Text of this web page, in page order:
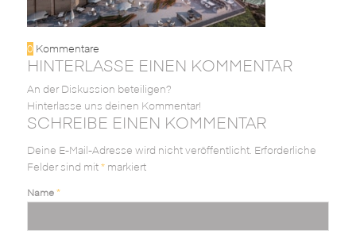
0 Kommentare
HINTERLASSE EINEN KOMMENTAR
An der Diskussion beteiligen?
Hinterlasse uns deinen Kommentar!
SCHREIBE EINEN KOMMENTAR
Deine E-Mail-Adresse wird nicht veröffentlicht. Erforderliche
Felder sind mit*markiert
Name*